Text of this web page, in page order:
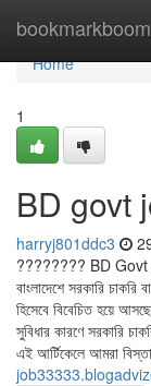
bookmarkboom
Home
Home
1
BD govt
harryj801ddc3
???????? BD Govt
বাংলাদেশে সরকারি
হিসেবে বিবেচিত হয়ে
সুবিধার কারণে সরকারি
এই আর্টিকেলে আমরা